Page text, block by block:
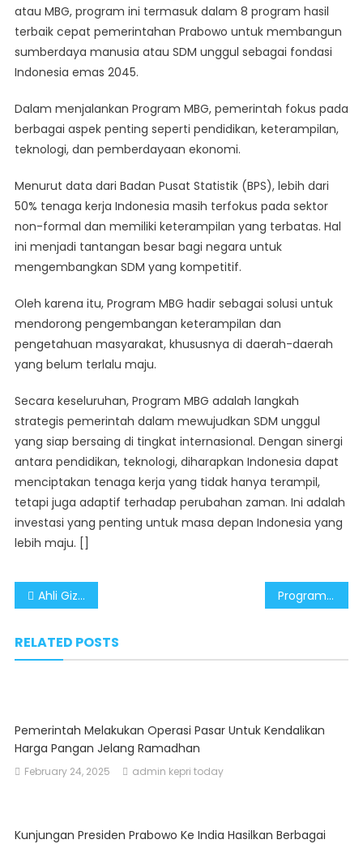
atau MBG, program ini termasuk dalam 8 program hasil
terbaik cepat pemerintahan Prabowo untuk membangun
sumberdaya manusia atau SDM unggul sebagai fondasi
Indonesia emas 2045.
Dalam menjalankan Program MBG, pemerintah fokus pada
berbagai aspek penting seperti pendidikan, keterampilan,
teknologi, dan pemberdayaan ekonomi.
Menurut data dari Badan Pusat Statistik (BPS), lebih dari
50% tenaga kerja Indonesia masih terfokus pada sektor
non-formal dan memiliki keterampilan yang terbatas. Hal
ini menjadi tantangan besar bagi negara untuk
mengembangkan SDM yang kompetitif.
Oleh karena itu, Program MBG hadir sebagai solusi untuk
mendorong pengembangan keterampilan dan
pengetahuan masyarakat, khususnya di daerah-daerah
yang belum terlalu maju.
Secara keseluruhan, Program MBG adalah langkah
strategis pemerintah dalam mewujudkan SDM unggul
yang siap bersaing di tingkat internasional. Dengan sinergi
antara pendidikan, teknologi, diharapkan Indonesia dapat
menciptakan tenaga kerja yang tidak hanya terampil,
tetapi juga adaptif terhadap perubahan zaman. Ini adalah
investasi yang penting untuk masa depan Indonesia yang
lebih maju. []
Post
Ahli Gizi ITB : Program MBG Visi SDM Prabowo Ciptakan Generasi Indonesia Emas Program Makan Bergizi Gratis Andalan Prabowo untuk Meningkatkan Kualitas Gizi Generasi Muda
RELATED POSTS
Pemerintah Melakukan Operasi Pasar Untuk Kendalikan
Harga Pangan Jelang Ramadhan
February 24, 2025 admin kepri today
Kunjungan Presiden Prabowo Ke India Hasilkan Berbagai